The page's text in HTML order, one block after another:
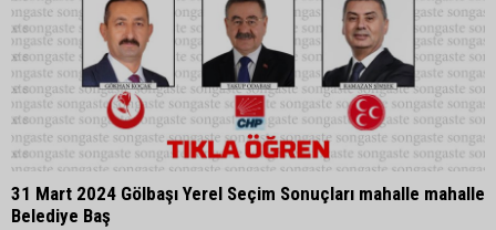
31 Mart 2024 Gölbaşı Yerel Seçim Sonuçları mahalle mahalle
Belediye Baş